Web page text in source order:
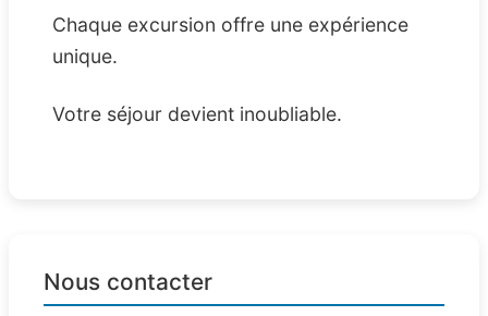
Chaque excursion offre une expérience
unique.
Votre séjour devient inoubliable.
Nous contacter